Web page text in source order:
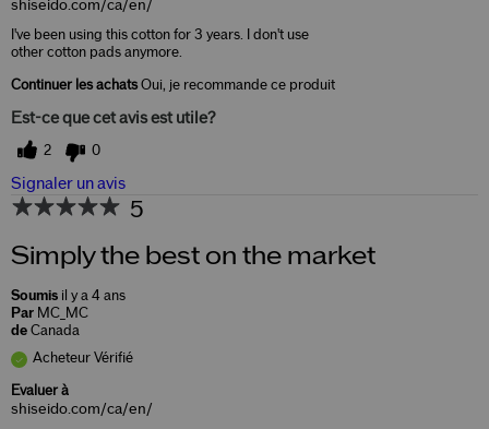
shiseido.com/ca/en/
I've been using this cotton for 3 years. I don't use
other cotton pads anymore.
Continuer les achatsOui, je recommande ce produit
Est-ce que cet avis est utile?
2 0
Signaler un avis
5
Simply the best on the market
Soumis il y a 4 ans
Par MC_MC
de Canada
Acheteur Vérifié
Evaluer à
shiseido.com/ca/en/